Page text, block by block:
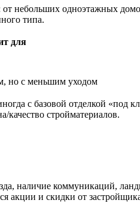
небольших одноэтажных
типа.
для
но с меньшим уходом
с базовой отделкой
качество стройматериалов.
наличие коммуникаций,
акции и скидки от